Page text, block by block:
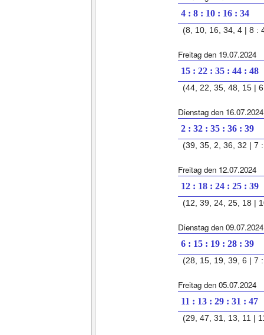
4 : 8 : 10 : 16 : 34
(8, 10, 16, 34, 4 | 8 :
Freitag den 19.07.2024
15 : 22 : 35 : 44 : 48
(44, 22, 35, 48, 15 |
Dienstag den 16.07.2024
2 : 32 : 35 : 36 : 39
(39, 35, 2, 36, 32 | 7
Freitag den 12.07.2024
12 : 18 : 24 : 25 : 39
(12, 39, 24, 25, 18 |
Dienstag den 09.07.2024
6 : 15 : 19 : 28 : 39
(28, 15, 19, 39, 6 | 7
Freitag den 05.07.2024
11 : 13 : 29 : 31 : 47
(29, 47, 31, 13, 11 |